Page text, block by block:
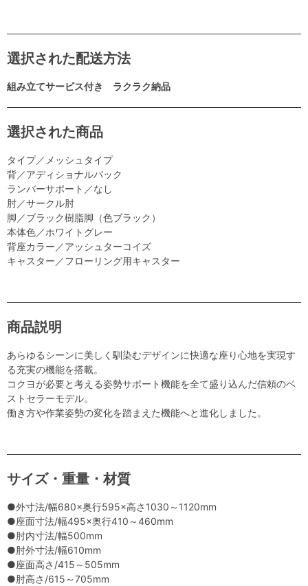
選択された配送方法
組み立てサービス付き ラクラク納品
選択された商品
タイプ／メッシュタイプ
背／アディショナルバック
ランバーサポート／なし
肘／サークル肘
脚／ブラック樹脂脚（色ブラック）
本体色／ホワイトグレー
背座カラー／アッシュターコイズ
キャスター／フローリング用キャスター
商品説明
あらゆるシーンに美しく馴染むデザインに快適な座り心地を実現す
る充実の機能を搭載。
コクヨが必要と考える姿勢サポート機能を全て盛り込んだ信頼のベ
ストセラーモデル。
働き方や作業姿勢の変化を踏まえた機能へと進化しました。
サイズ・重量・材質
●外寸法/幅680×奥行595×高さ1030～1120mm
●座面寸法/幅495×奥行410～460mm
●肘内寸法/幅500mm
●肘外寸法/幅610mm
●座面高さ/415～505mm
●肘高さ/615～705mm